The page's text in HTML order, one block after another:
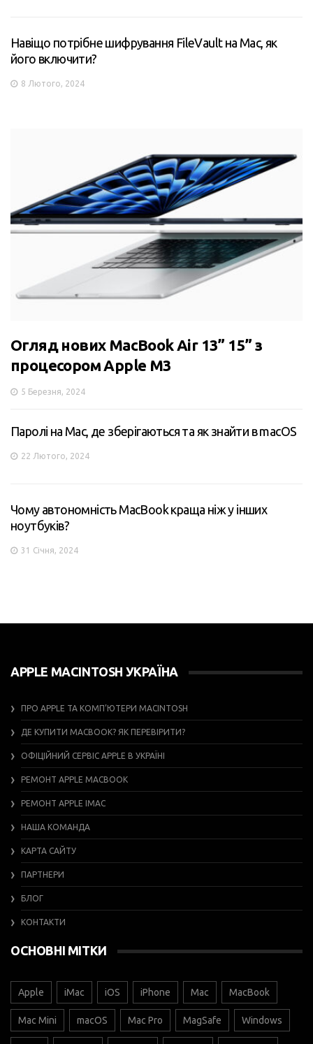
Навіщо потрібне шифрування FileVault на Mac, як
його включити?
8 Лютого, 2024
Огляд нових MacBook Air 13” 15” з
процесором Apple M3
5 Березня, 2024
Паролі на Mac, де зберігаються та як знайти в macOS
22 Лютого, 2024
Чому автономність MacBook краща ніж у інших
ноутбуків?
31 Січня, 2024
APPLE MACINTOSH УКРАЇНА
ПРО APPLE ТА КОМП’ЮТЕРИ MACINTOSH
ДЕ КУПИТИ MACBOOK? ЯК ПЕРЕВІРИТИ?
ОФІЦІЙНИЙ СЕРВІС APPLE В УКРАЇНІ
РЕМОНТ APPLE MACBOOK
РЕМОНТ APPLE IMAC
НАША КОМАНДА
КАРТА САЙТУ
ПАРТНЕРИ
БЛОГ
КОНТАКТИ
ОСНОВНІ МІТКИ
Apple iMac iOS iPhone Mac MacBook
Mac Mini macOS Mac Pro MagSafe Windows